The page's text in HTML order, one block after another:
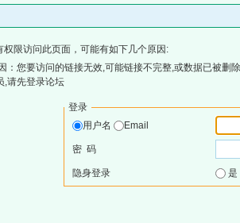
权限访问此页面，可能有如下几个原因:
：您要访问的链接无效,可能链接不完整,或数据已被删
,请先登录论坛
登录
用户名
Email
密 码
隐身登录